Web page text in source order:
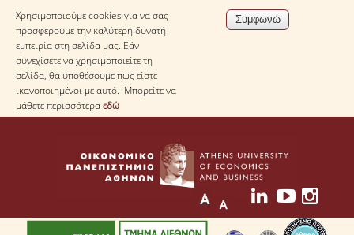
Χρησιμοποιούμε cookies για να σας
προσφέρουμε την καλύτερη δυνατή
εμπειρία στη σελίδα μας. Εάν
συνεχίσετε να χρησιμοποιείτε τη
σελίδα, θα υποθέσουμε πως είστε
ικανοποιημένοι με αυτό. Μπορείτε να
μάθετε περισσότεραεδώ